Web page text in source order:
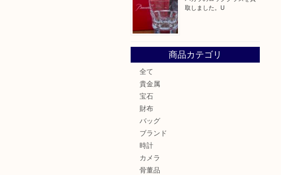
取しました。U
商品カテゴリ
全て
貴金属
宝石
財布
バッグ
ブランド
時計
カメラ
骨董品